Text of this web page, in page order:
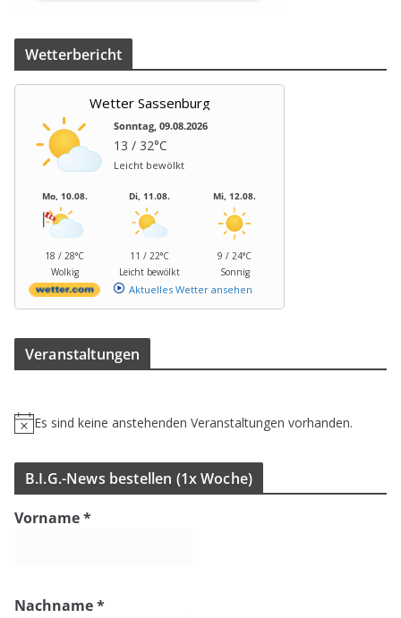
Wet­ter­be­richt
Wetter Sassenburg
Sonntag, 09.08.2026
13 / 32°C
Leicht bewölkt
Mo, 10.08.
18 / 28°C
Wolkig
Di, 11.08.
11 / 22°C
Leicht bewölkt
Mi, 12.08.
9 / 24°C
Sonnig
Aktuelles Wetter ansehen
Ver­an­stal­tun­gen
H
e
Es sind keine anstehenden Veranstaltungen vorhanden.
B.I.G.-News bestel­len (1x Woche)
Vorname*
Nachname*